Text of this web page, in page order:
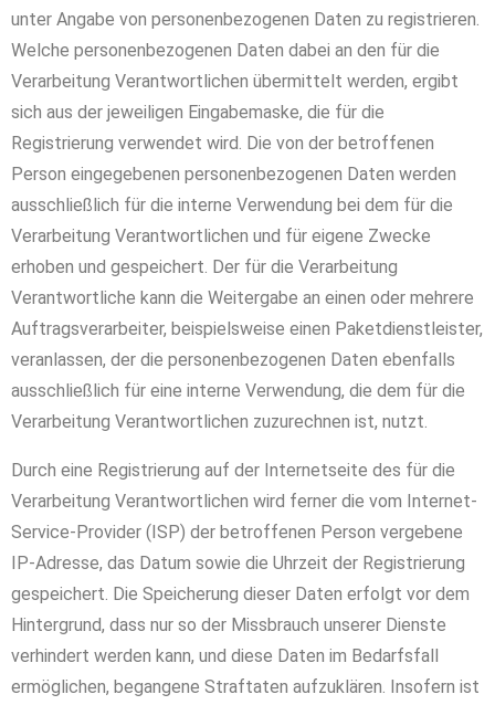
unter Angabe von personenbezogenen Daten zu registrieren.
Welche personenbezogenen Daten dabei an den für die
Verarbeitung Verantwortlichen übermittelt werden, ergibt
sich aus der jeweiligen Eingabemaske, die für die
Registrierung verwendet wird. Die von der betroffenen
Person eingegebenen personenbezogenen Daten werden
ausschließlich für die interne Verwendung bei dem für die
Verarbeitung Verantwortlichen und für eigene Zwecke
erhoben und gespeichert. Der für die Verarbeitung
Verantwortliche kann die Weitergabe an einen oder mehrere
Auftragsverarbeiter, beispielsweise einen Paketdienstleister,
veranlassen, der die personenbezogenen Daten ebenfalls
ausschließlich für eine interne Verwendung, die dem für die
Verarbeitung Verantwortlichen zuzurechnen ist, nutzt.
Durch eine Registrierung auf der Internetseite des für die
Verarbeitung Verantwortlichen wird ferner die vom Internet-
Service-Provider (ISP) der betroffenen Person vergebene
IP-Adresse, das Datum sowie die Uhrzeit der Registrierung
gespeichert. Die Speicherung dieser Daten erfolgt vor dem
Hintergrund, dass nur so der Missbrauch unserer Dienste
verhindert werden kann, und diese Daten im Bedarfsfall
ermöglichen, begangene Straftaten aufzuklären. Insofern ist